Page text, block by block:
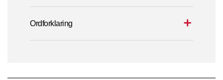
Ordforklaring